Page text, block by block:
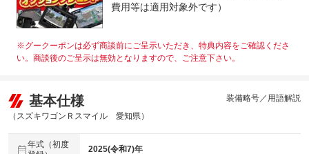
費用等は適用対象外です）
※グークーポンは必ず商談前にご呈示いただき、特典内容をご確認くださ
い。商談後のご呈示は無効となりますので、ご注意下さい。
基本仕様
（スズキワゴンＲスマイル 愛知県）
装備略号／用語解説
年式（初度
2025(令和7)年